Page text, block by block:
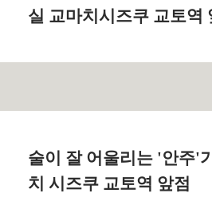
실 교마치시즈쿠 교토역
술이 잘 어울리는 '안주'
치 시즈쿠 교토역 앞점